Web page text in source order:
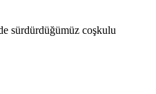
sürdürdüğümüz coşkulu